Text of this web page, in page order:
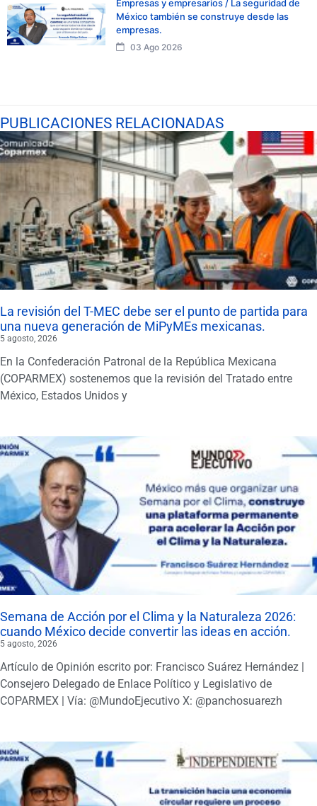
Empresas y empresarios / La seguridad de
México también se construye desde las
empresas.
03 Ago 2026
PUBLICACIONES RELACIONADAS
La revisión del T-MEC debe ser el punto de partida para
una nueva generación de MiPyMEs mexicanas.
5 agosto, 2026
En la Confederación Patronal de la República Mexicana
(COPARMEX) sostenemos que la revisión del Tratado entre
México, Estados Unidos y
Semana de Acción por el Clima y la Naturaleza 2026:
cuando México decide convertir las ideas en acción.
5 agosto, 2026
Artículo de Opinión escrito por: Francisco Suárez Hernández |
Consejero Delegado de Enlace Político y Legislativo de
COPARMEX | Vía: @MundoEjecutivo X: @panchosuarezh